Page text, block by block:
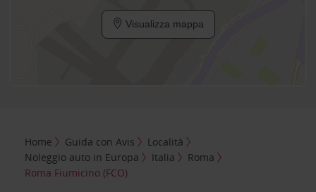
Visualizza mappa
Home Guida con Avis
Località
Noleggio auto in Europa
Italia
Roma
Roma Fiumicino (FCO)